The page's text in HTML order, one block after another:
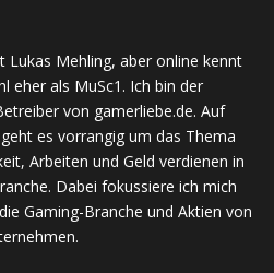
Lukas Mehling, aber online kennt
eher als MuSc1. Ich bin der
von gamerliebe.de. Auf
es vorrangig um das Thema
Arbeiten und Geld verdienen in
Dabei fokussiere ich mich
Gaming-Branche und Aktien von